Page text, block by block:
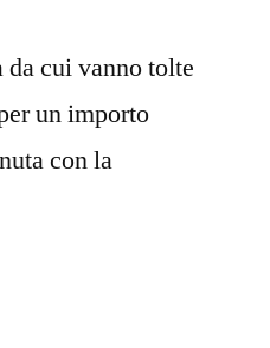
da cui vanno tolte
un importo
con la